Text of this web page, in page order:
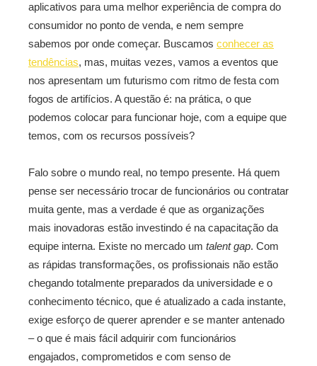
aplicativos para uma melhor experiência de compra do
consumidor no ponto de venda, e nem sempre
sabemos por onde começar. Buscamos conhecer as
tendências, mas, muitas vezes, vamos a eventos que
nos apresentam um futurismo com ritmo de festa com
fogos de artifícios. A questão é: na prática, o que
podemos colocar para funcionar hoje, com a equipe que
temos, com os recursos possíveis?
Falo sobre o mundo real, no tempo presente. Há quem
pense ser necessário trocar de funcionários ou contratar
muita gente, mas a verdade é que as organizações
mais inovadoras estão investindo é na capacitação da
equipe interna. Existe no mercado um talent gap. Com
as rápidas transformações, os profissionais não estão
chegando totalmente preparados da universidade e o
conhecimento técnico, que é atualizado a cada instante,
exige esforço de querer aprender e se manter antenado
– o que é mais fácil adquirir com funcionários
engajados, comprometidos e com senso de